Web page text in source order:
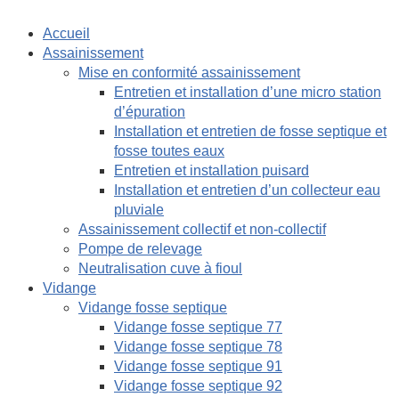
Accueil
Assainissement
Mise en conformité assainissement
Entretien et installation d’une micro station
d’épuration
Installation et entretien de fosse septique et
fosse toutes eaux
Entretien et installation puisard
Installation et entretien d’un collecteur eau
pluviale
Assainissement collectif et non-collectif
Pompe de relevage
Neutralisation cuve à fioul
Vidange
Vidange fosse septique
Vidange fosse septique 77
Vidange fosse septique 78
Vidange fosse septique 91
Vidange fosse septique 92